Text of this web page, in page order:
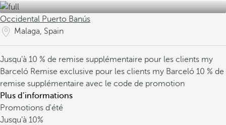
Occidental Puerto Banús
Malaga, Spain
Jusqu’à 10 % de remise supplémentaire pour les clients my
Barceló Remise exclusive pour les clients my Barceló 10 % de
remise supplémentaire avec le code de promotion
Plus d’informations
Promotions d'été
Jusqu’à 10%